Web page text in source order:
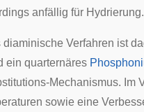
anfällig für Hydrierung.
diaminische Verfahren ist
ein quarternäres
Mechanismus. Im
sowie eine